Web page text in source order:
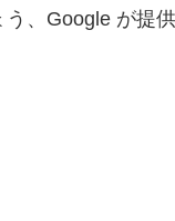
、Google が提